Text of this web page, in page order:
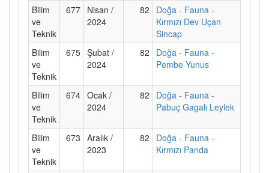
Bilim
ve
Teknik
677 Nisan /
2024
82
Doğa - Fauna -
Kırmızı Dev Uçan
Sincap
Bilim
ve
Teknik
675 Şubat /
2024
82
Doğa - Fauna -
Pembe Yunus
Bilim
ve
Teknik
674 Ocak /
2024
82
Doğa - Fauna -
Pabuç Gagalı Leylek
Bilim
ve
Teknik
673 Aralık /
2023
82
Doğa - Fauna -
Kırmızı Panda